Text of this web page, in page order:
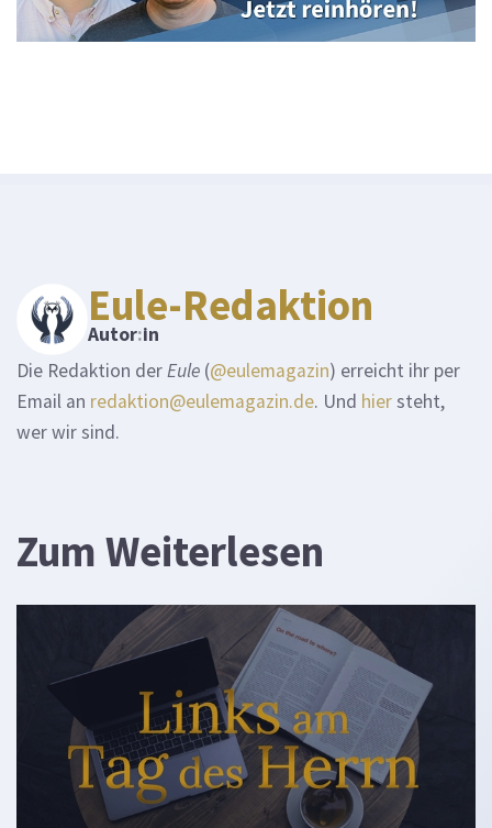
Eule-Redaktion
Autor:in
Die Redaktion derEule (@eulemagazin) erreicht ihr per
Email an redaktion@eulemagazin.de. Und hiersteht,
wer wir sind.
Zum Weiterlesen